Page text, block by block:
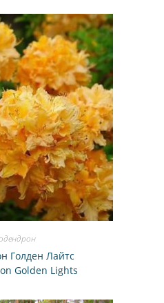
Голден Лайтс
Golden Lights